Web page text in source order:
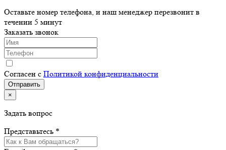
Оставьте номер телефона, и наш менеджер перезвонит в
течении 5 минут
Заказать звонок
Согласен с Политикой конфиденциальности
×
Задать вопрос
Представьтесь *